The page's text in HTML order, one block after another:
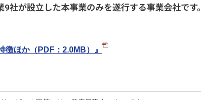
社が設立した本事業のみを遂行する事業会社です。
ほか（PDF：2.0MB）』